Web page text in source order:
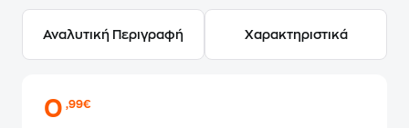
Αναλυτική Περιγραφή Χαρακτηριστικά
0,99€